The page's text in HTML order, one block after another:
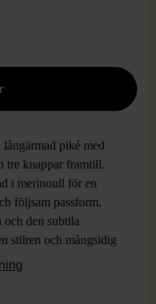
piké med
tre knappar framtill.
i merinoull för en
följsam passform.
och den subtila
stilren och mångsidig
bra till jeans som till